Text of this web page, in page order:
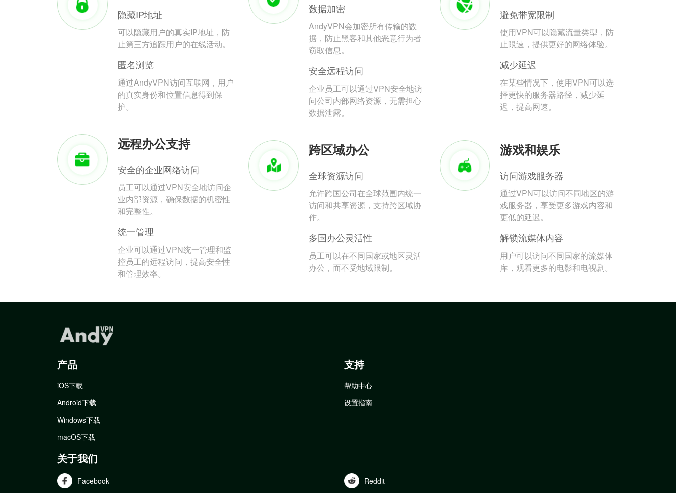
隐藏IP地址
可以隐藏用户的真实IP地址，防
止第三方追踪用户的在线活动。
匿名浏览
通过AndyVPN访问互联网，用户
的真实身份和位置信息得到保
护。
数据加密
AndyVPN会加密所有传输的数
据，防止黑客和其他恶意行为者
窃取信息。
安全远程访问
企业员工可以通过VPN安全地访
问公司内部网络资源，无需担心
数据泄露。
避免带宽限制
使用VPN可以隐藏流量类型，防
止限速，提供更好的网络体验。
减少延迟
在某些情况下，使用VPN可以选
择更快的服务器路径，减少延
迟，提高网速。
远程办公支持
安全的企业网络访问
员工可以通过VPN安全地访问企
业内部资源，确保数据的机密性
和完整性。
统一管理
企业可以通过VPN统一管理和监
控员工的远程访问，提高安全性
和管理效率。
跨区域办公
全球资源访问
允许跨国公司在全球范围内统一
访问和共享资源，支持跨区域协
作。
多国办公灵活性
员工可以在不同国家或地区灵活
办公，而不受地域限制。
游戏和娱乐
访问游戏服务器
通过VPN可以访问不同地区的游
戏服务器，享受更多游戏内容和
更低的延迟。
解锁流媒体内容
用户可以访问不同国家的流媒体
库，观看更多的电影和电视剧。
产品
iOS下载
Android下载
Windows下载
macOS下载
支持
帮助中心
设置指南
关于我们
Facebook Reddit